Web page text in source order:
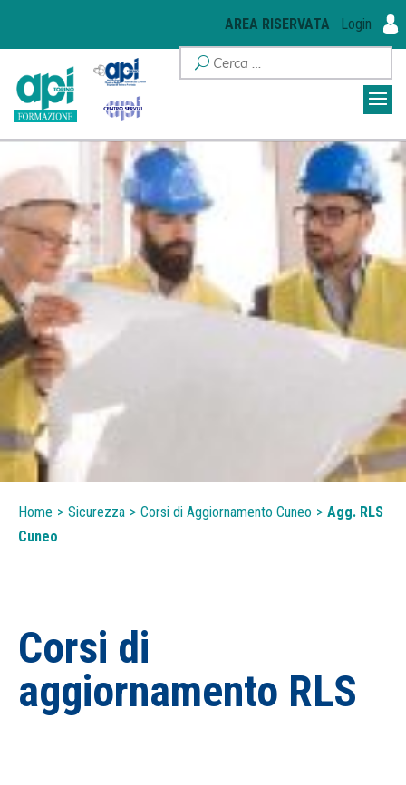
AREA RISERVATA Login
Home > Sicurezza > Corsi di Aggiornamento Cuneo > Agg. RLS
Cuneo
Corsi di
aggiornamento RLS